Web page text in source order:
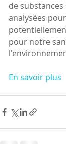
de
analysées
pour notre
En savoir plus